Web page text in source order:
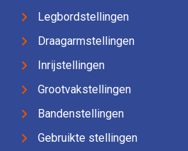
Legbordstellingen
Draagarmstellingen
Inrijstellingen
Grootvakstellingen
Bandenstellingen
Gebruikte stellingen